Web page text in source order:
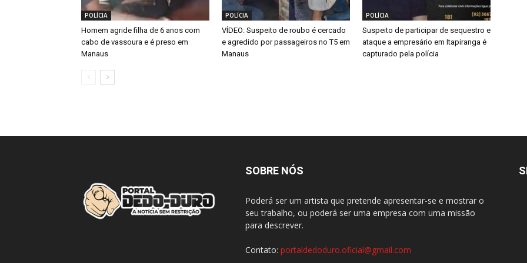
POLÍCIA
Homem agride filha de 6 anos com
cabo de vassoura e é preso em
Manaus
POLÍCIA
VÍDEO: Suspeito de roubo é cercado
e agredido por passageiros no T5 em
Manaus
POLÍCIA
Suspeito de participar de sequestro e
ataque a empresário em Itapiranga é
capturado pela polícia
SOBRE NÓS
Poderá ser um artista que pretende apresentar-se e mostrar o
seu trabalho, ou poderá ser uma empresa com uma missão
para descrever.
Contato: portaldedoduro.oficial@gmail.com